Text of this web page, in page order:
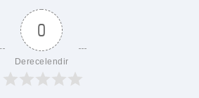
0
Derecelendir